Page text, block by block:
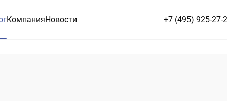
КомпанияНовости +7 (495) 925-27-